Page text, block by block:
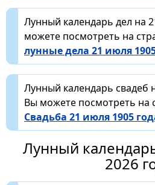
Лунный календарь дел на
можете посмотреть на
лунные дела 21 июля
Лунный календарь свадеб
Вы можете посмотреть на
Свадьба 21 июля 1905
Лунный
2026